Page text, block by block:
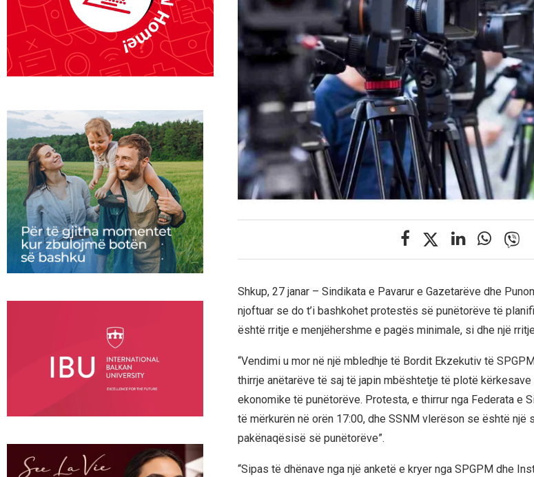
Shkup, 27 janar – Sindikata e Pavarur e Gazetarëve dhe
njoftuar se do t’i bashkohet protestës së punëtorëve të
është rritje e menjëhershme e pagës minimale, si dhe një
“Vendimi u mor në një mbledhje të Bordit Ekzekutiv të
thirrje anëtarëve të saj të japin mbështetje të plotë
ekonomike të punëtorëve. Protesta, e thirrur nga Federata e
të mërkurën në orën 17:00, dhe SSNM vlerëson se është
pakënaqësisë së punëtorëve”.
“Sipas të dhënave nga një anketë e kryer nga SPGPM dhe